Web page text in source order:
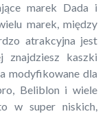
marek Dada i
marek, między
atrakcyjna jest
znajdziesz kaszki
modyfikowane dla
Beliblon i wiele
w super niskich,